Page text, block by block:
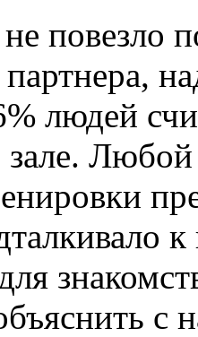
повезло
партнера,
людей
с